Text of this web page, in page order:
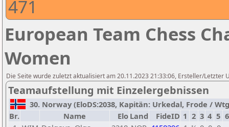
471
European Team Chess
Women
Die Seite wurde zuletzt aktualisiert am 20.11.2023 21:33:06, Ersteller/Letzter
Teamaufstellung mit Einzelergebnissen
30. Norway (EloDS:2038, Kapitän: Urkedal, Frode /
Br.
Name Elo Land FideID 1 2 3 4 5 6